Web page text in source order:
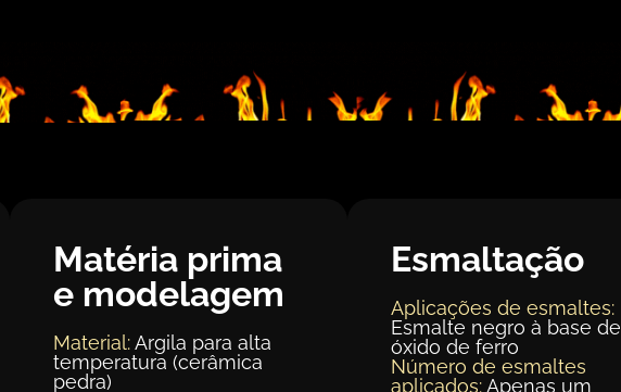
Matéria prima
e modelagem
Material:Argila para alta
temperatura (cerâmica
pedra)
Esmaltação
Aplicações de esmaltes:
Esmalte negro à base de
óxido de ferro
Número de esmaltes
aplicados:Apenas um